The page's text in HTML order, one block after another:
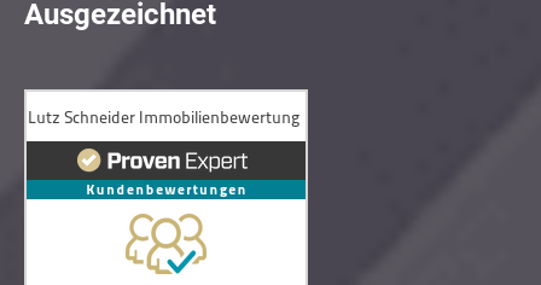
Ausgezeichnet